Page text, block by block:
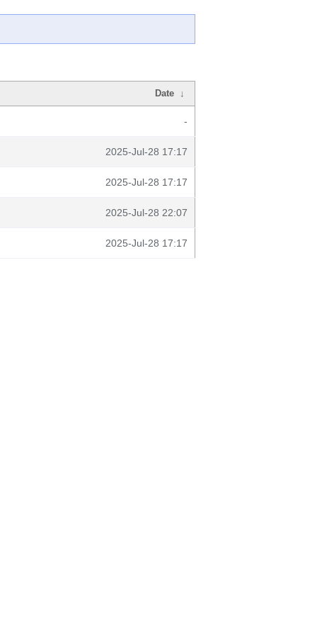
Date ↓
-
2025-Jul-28 17:17
2025-Jul-28 17:17
2025-Jul-28 22:07
2025-Jul-28 17:17